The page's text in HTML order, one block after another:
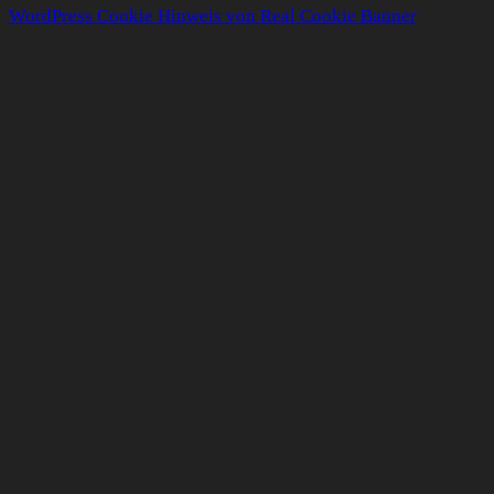
WordPress Cookie Hinweis von Real Cookie Banner